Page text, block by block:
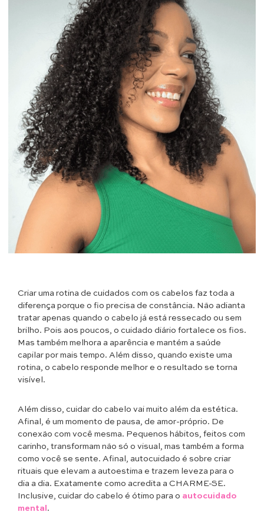
Criar uma rotina de cuidados com os cabelos faz toda a
diferença porque o fio precisa de constância. Não adianta
tratar apenas quando o cabelo já está ressecado ou sem
brilho. Pois aos poucos, o cuidado diário fortalece os fios.
Mas também melhora a aparência e mantém a saúde
capilar por mais tempo. Além disso, quando existe uma
rotina, o cabelo responde melhor e o resultado se torna
visível.
Além disso, cuidar do cabelo vai muito além da estética.
Afinal, é um momento de pausa, de amor-próprio. De
conexão com você mesma. Pequenos hábitos, feitos com
carinho, transformam não só o visual, mas também a forma
como você se sente. Afinal, autocuidado é sobre criar
rituais que elevam a autoestima e trazem leveza para o
dia a dia. Exatamente como acredita a CHARME-SE.
Inclusive, cuidar do cabelo é ótimo para o autocuidado
mental .